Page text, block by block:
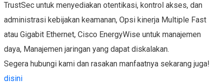
TrustSec untuk menyediakan otentikasi, kontrol akses, dan
administrasi kebijakan keamanan, Opsi kinerja Multiple Fast
atau Gigabit Ethernet, Cisco EnergyWise untuk manajemen
daya, Manajemen jaringan yang dapat diskalakan.
Segera hubungi kami dan rasakan manfaatnya sekarang juga!
disini